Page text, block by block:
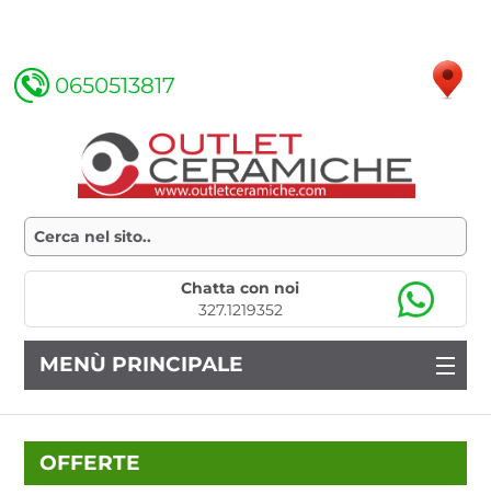
0650513817
Chatta con noi
327.1219352
MENÙ PRINCIPALE
OFFERTE